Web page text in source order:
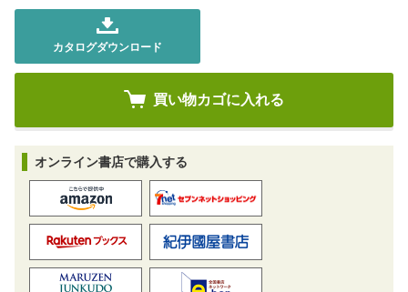
カタログダウンロード
オンライン書店で購入する